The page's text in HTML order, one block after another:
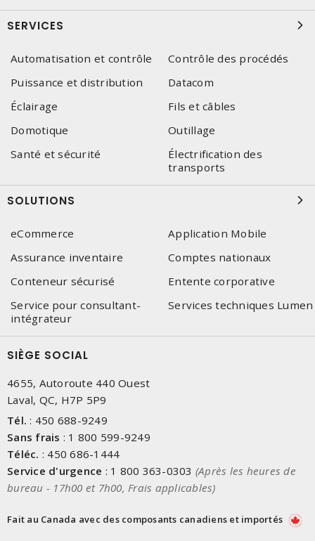
SERVICES
Automatisation et contrôle
Contrôle des procédés
Puissance et distribution
Datacom
Éclairage
Fils et câbles
Domotique
Outillage
Santé et sécurité
Électrification des
transports
SOLUTIONS
eCommerce
Application Mobile
Assurance inventaire
Comptes nationaux
Conteneur sécurisé
Entente corporative
Service pour consultant-
intégrateur
Services techniques Lumen
SIÈGE SOCIAL
4655, Autoroute 440 Ouest
Laval, QC, H7P 5P9
Tél. : 450 688-9249
Sans frais : 1 800 599-9249
Téléc. : 450 686-1444
Service d'urgence : 1 800 363-0303 (Après les heures de
bureau - 17h00 et 7h00, Frais applicables)
Fait au Canada avec des composants canadiens et importés